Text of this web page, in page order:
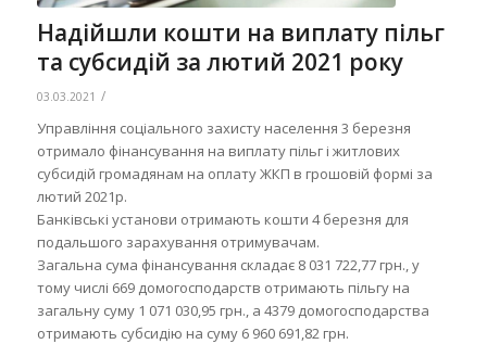
Надійшли кошти на виплату пільг
та субсидій за лютий 2021 року
03.03.2021 /
Управління соціального захисту населення 3 березня
отримало фінансування на виплату пільг і житлових
субсидій громадянам на оплату ЖКП в грошовій формі за
лютий 2021р.
Банківські установи отримають кошти 4 березня для
подальшого зарахування отримувачам.
Загальна сума фінансування складає 8 031 722,77 грн., у
тому числі 669 домогосподарств отримають пільгу на
загальну суму 1 071 030,95 грн., а ️4379 домогосподарства
отримають субсидію на суму 6 960 691,82 грн.